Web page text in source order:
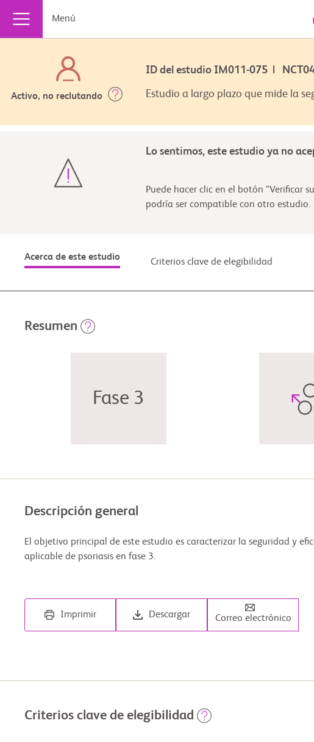
Menú
Activo, no reclutando
ID del estudio IM011-075 |
Estudio a largo plazo que mide la
Lo sentimos, este estudio ya no
Puede hacer clic en el botón “Verificar
podría ser compatible con otro estudio.
Acerca de este estudio Criterios clave de elegibilidad
Resumen
Fase 3
Descripción general
El objetivo principal de este estudio es caracterizar la seguridad y
aplicable de psoriasis en fase 3.
Imprimir Descargar Correo electrónico
Criterios clave de elegibilidad